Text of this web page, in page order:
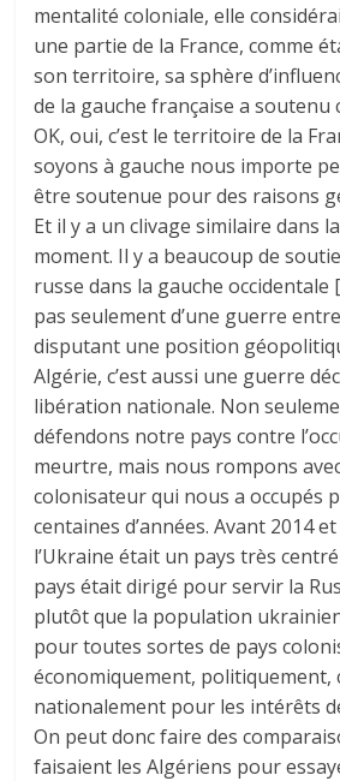
mentalité coloniale, elle
une partie de la France, comme
son territoire, sa sphère
de la gauche française a soutenu
OK, oui, c’est le territoire de la
soyons à gauche nous importe
être soutenue pour des raisons
Et il y a un clivage similaire dans
moment. Il y a beaucoup de
russe dans la gauche occidentale
pas seulement d’une guerre
disputant une position
Algérie, c’est aussi une guerre
libération nationale. Non
défendons notre pays contre
meurtre, mais nous rompons
colonisateur qui nous a occupés
centaines d’années. Avant 2014
l’Ukraine était un pays très
pays était dirigé pour servir la
plutôt que la population
pour toutes sortes de pays
économiquement,
nationalement pour les intérêts
On peut donc faire des
faisaient les Algériens pour